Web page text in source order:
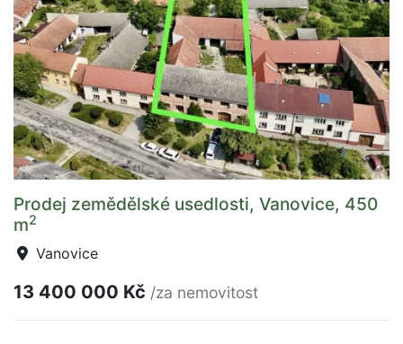
Prodej zemědělské usedlosti, Vanovice, 450
m2
Vanovice
13 400 000 Kč /za nemovitost